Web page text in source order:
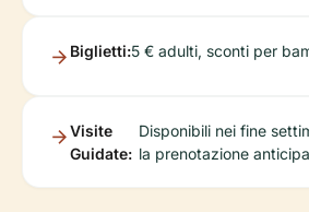
Biglietti:5 € adulti, sconti per
Visite
Guidate:
Disponibili nei fine
la prenotazione